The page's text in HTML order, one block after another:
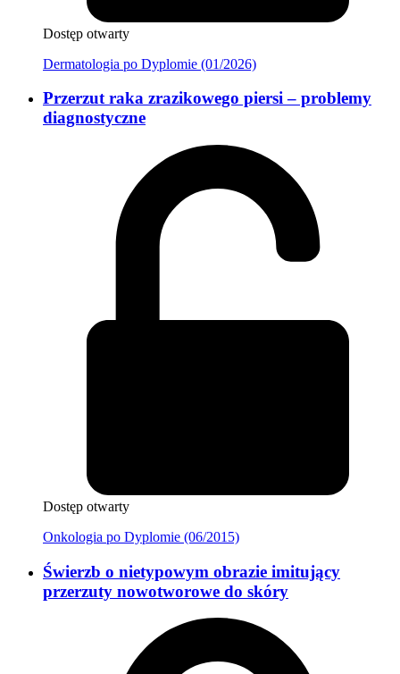
Dostęp otwarty
Dermatologia po Dyplomie (01/2026)
Przerzut raka zrazikowego piersi – problemy
diagnostyczne
Dostęp otwarty
Onkologia po Dyplomie (06/2015)
Świerzb o nietypowym obrazie imitujący
przerzuty nowotworowe do skóry